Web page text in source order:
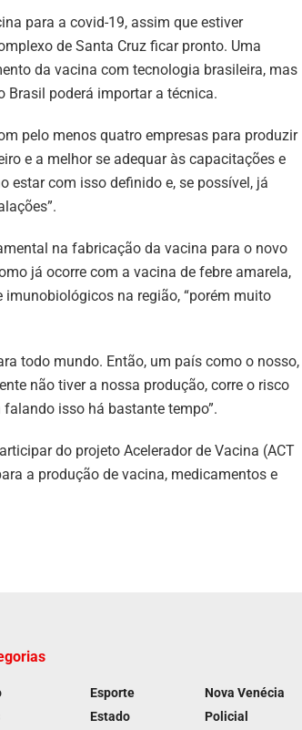
para a covid-19, assim que estiver
de Santa Cruz ficar pronto. Uma
da vacina com tecnologia brasileira, mas
Brasil poderá importar a técnica.
pelo menos quatro empresas para produzir
e a melhor se adequar às capacitações e
estar com isso definido e, se possível, já
na fabricação da vacina para o novo
já ocorre com a vacina de febre amarela,
na região, “porém muito
todo mundo. Então, um país como o nosso,
não tiver a nossa produção, corre o risco
isso há bastante tempo”.
do projeto Acelerador de Vacina (ACT
a produção de vacina, medicamentos e
Esporte
Estado
Nova Venécia
Policial